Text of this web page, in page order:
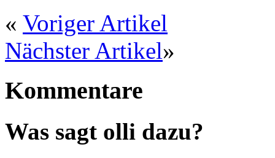
« Voriger Artikel
Nächster Artikel»
Kommentare
Was sagt olli dazu?